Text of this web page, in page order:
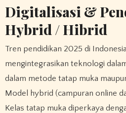
Digitalisasi &
Hybrid / Hibrid
Tren pendidikan 2025 di
mengintegrasikan teknologi
dalam metode tatap muka
Model hybrid (campuran online
Kelas tatap muka diperkaya